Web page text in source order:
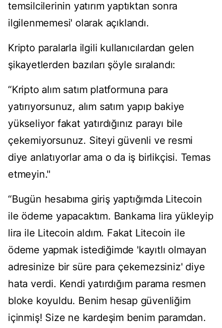
temsilcilerinin yatırım yaptıktan sonra
ilgilenmemesi' olarak açıklandı.
Kripto paralarla ilgili kullanıcılardan gelen
şikayetlerden bazıları şöyle sıralandı:
“Kripto alım satım platformuna para
yatırıyorsunuz, alım satım yapıp bakiye
yükseliyor fakat yatırdığınız parayı bile
çekemiyorsunuz. Siteyi güvenli ve resmi
diye anlatıyorlar ama o da iş birlikçisi. Temas
etmeyin."
“Bugün hesabıma giriş yaptığımda Litecoin
ile ödeme yapacaktım. Bankama lira yükleyip
lira ile Litecoin aldım. Fakat Litecoin ile
ödeme yapmak istediğimde 'kayıtlı olmayan
adresinize bir süre para çekemezsiniz' diye
hata verdi. Kendi yatırdığım parama resmen
bloke koyuldu. Benim hesap güvenliğim
içinmiş! Size ne kardeşim benim paramdan.